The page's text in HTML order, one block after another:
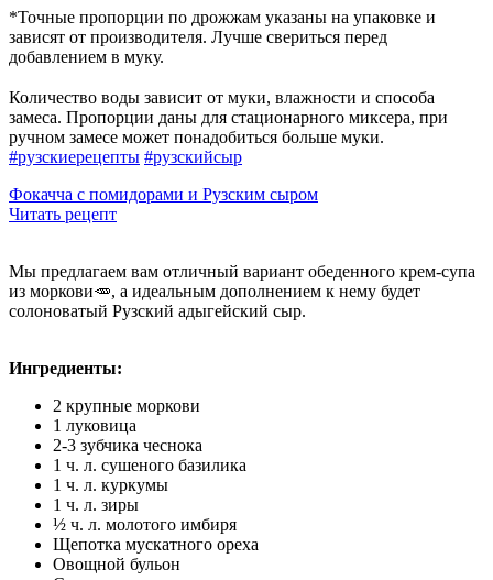
*Точные пропорции по дрожжам указаны на упаковке и
зависят от производителя. Лучше свериться перед
добавлением в муку.
Количество воды зависит от муки, влажности и способа
замеса. Пропорции даны для стационарного миксера, при
ручном замесе может понадобиться больше муки.
#рузскиерецепты #рузскийсыр
Фокачча с помидорами и Рузским сыром
Читать рецепт
Мы предлагаем вам отличный вариант обеденного крем-супа
из моркови🥕, а идеальным дополнением к нему будет
солоноватый Рузский адыгейский сыр.
Ингредиенты:
2 крупные моркови
1 луковица
2-3 зубчика чеснока
1 ч. л. сушеного базилика
1 ч. л. куркумы
1 ч. л. зиры
½ ч. л. молотого имбиря
Щепотка мускатного ореха
Овощной бульон